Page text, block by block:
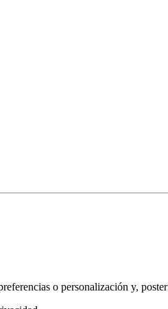
o personalización y,